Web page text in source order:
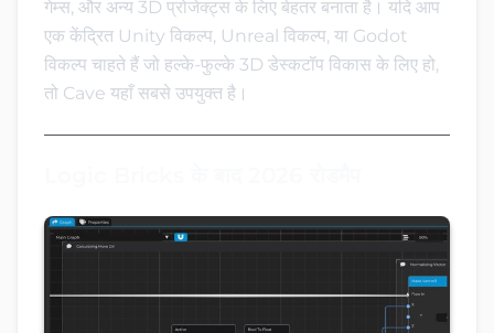
गेम्स, और अन्य 3D प्रोजेक्ट्स के लिए बेहतर बनाता है। यदि आप
एक केंद्रित Unity विकल्प, Unreal विकल्प, या Godot
विकल्प चाहते हैं जो हल्के-फुल्के 3D डेस्कटॉप विकास के लिए हो,
तो Cave यहाँ सबसे उपयुक्त है।